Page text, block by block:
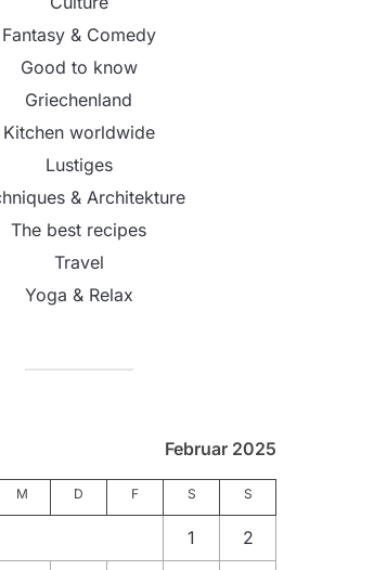
Fantasy & Comedy
Good to know
Griechenland
Kitchen worldwide
Lustiges
& Architekture
The best recipes
Travel
Yoga & Relax
Februar 2025
M D F S S
1 2